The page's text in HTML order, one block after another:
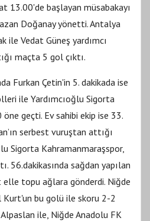
13.00'de başlayan müsabakayı
Doğanay yönetti. Antalya
ile Vedat Güneş yardımcı
maçta 5 gol çıktı.
Furkan Çetin'in 5. dakikada ise
ile Yardımcıoğlu Sigorta
geçti. Ev sahibi ekip ise 33.
serbest vuruştan attığı
Sigorta Kahramanmaraşspor,
56.dakikasında sağdan yapılan
topu ağlara gönderdi. Niğde
bu golü ile skoru 2-2
ile, Niğde Anadolu FK